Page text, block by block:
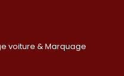
voiture & Marquage